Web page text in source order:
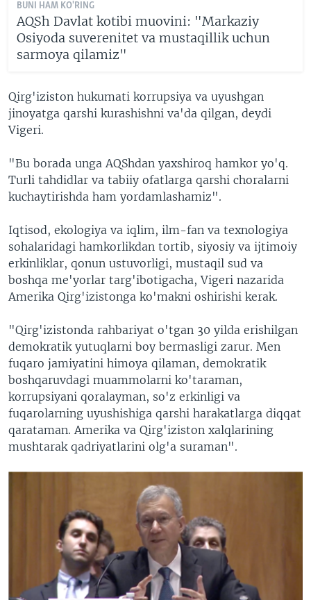
BUNI HAM KO'RING
AQSh Davlat kotibi muovini: "Markaziy
Osiyoda suverenitet va mustaqillik uchun
sarmoya qilamiz"
Qirg'iziston hukumati korrupsiya va uyushgan
jinoyatga qarshi kurashishni va'da qilgan, deydi
Vigeri.
"Bu borada unga AQShdan yaxshiroq hamkor yo'q.
Turli tahdidlar va tabiiy ofatlarga qarshi choralarni
kuchaytirishda ham yordamlashamiz".
Iqtisod, ekologiya va iqlim, ilm-fan va texnologiya
sohalaridagi hamkorlikdan tortib, siyosiy va ijtimoiy
erkinliklar, qonun ustuvorligi, mustaqil sud va
boshqa me'yorlar targ'ibotigacha, Vigeri nazarida
Amerika Qirg'izistonga ko'makni oshirishi kerak.
"Qirg'izistonda rahbariyat o'tgan 30 yilda erishilgan
demokratik yutuqlarni boy bermasligi zarur. Men
fuqaro jamiyatini himoya qilaman, demokratik
boshqaruvdagi muammolarni ko'taraman,
korrupsiyani qoralayman, so'z erkinligi va
fuqarolarning uyushishiga qarshi harakatlarga diqqat
qarataman. Amerika va Qirg'iziston xalqlarining
mushtarak qadriyatlarini olg'a suraman".